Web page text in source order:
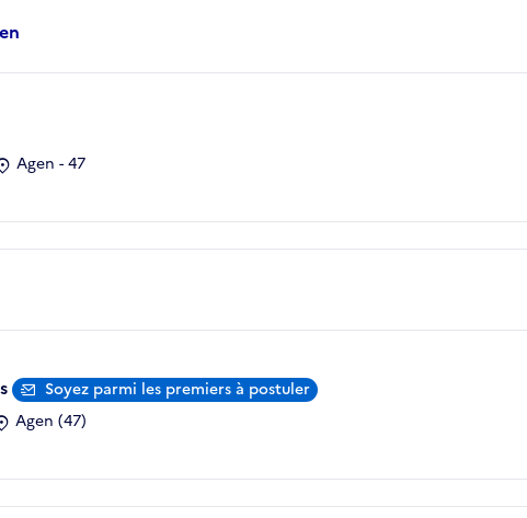
Agen - 47
Soyez parmi les premiers à postuler
Agen (47)